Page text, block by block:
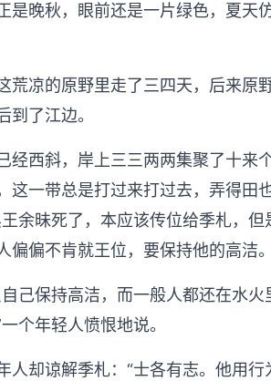
是晚秋，眼前还是一片绿色，夏天
荒凉的原野里走了三四天，后来原
到了江边。
经西斜，岸上三三两两集聚了十来
这一带总是打过来打过去，弄得田
余昧死了，本应该传位给季札，
偏偏不肯就王位，要保持他的高洁
自己保持高洁，而一般人都还在水
个年轻人愤恨地说。
人却谅解季札：“士各有志。他用